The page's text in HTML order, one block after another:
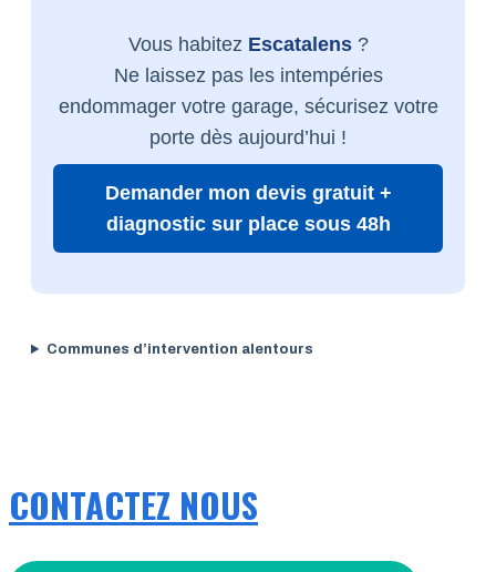
Vous habitez Escatalens?
Ne laissez pas les intempéries
endommager votre garage, sécurisez votre
porte dès aujourd’hui !
Demander mon devis gratuit +
diagnostic sur place sous 48h
Communes d’intervention alentours
CONTACTEZ NOUS